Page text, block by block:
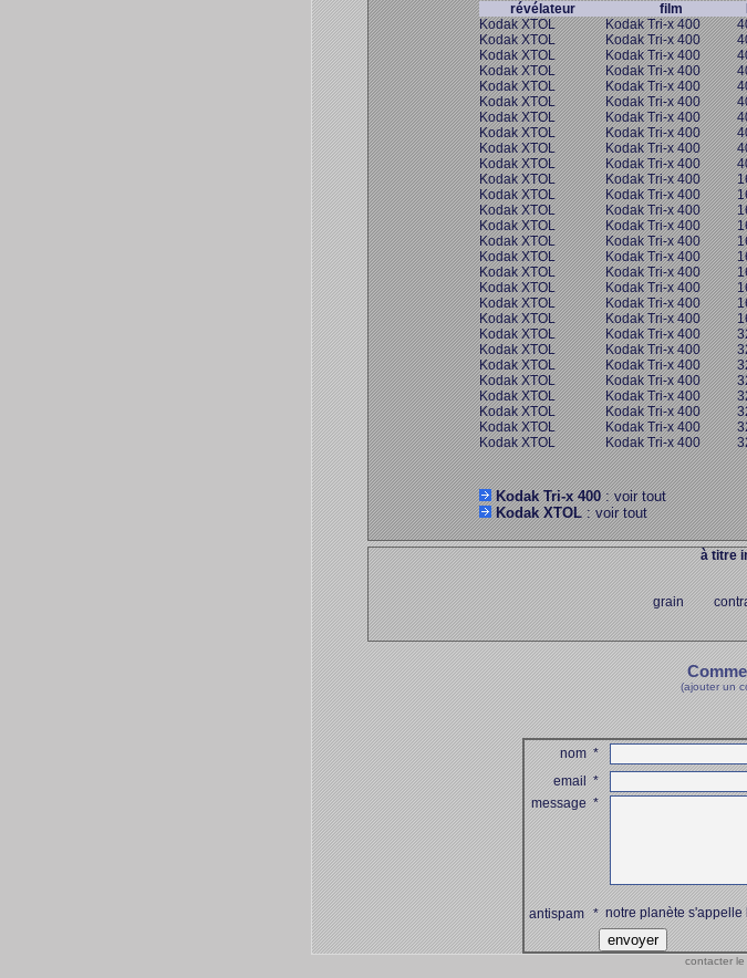
révélateur film
Kodak XTOL
Kodak Tri-x 400
Kodak XTOL
Kodak Tri-x 400
Kodak XTOL
Kodak Tri-x 400
Kodak XTOL
Kodak Tri-x 400
Kodak XTOL
Kodak Tri-x 400
Kodak XTOL
Kodak Tri-x 400
Kodak XTOL
Kodak Tri-x 400
Kodak XTOL
Kodak Tri-x 400
Kodak XTOL
Kodak Tri-x 400
Kodak XTOL
Kodak Tri-x 400
Kodak XTOL
Kodak Tri-x 400
Kodak XTOL
Kodak Tri-x 400
Kodak XTOL
Kodak Tri-x 400
Kodak XTOL
Kodak Tri-x 400
Kodak XTOL
Kodak Tri-x 400
Kodak XTOL
Kodak Tri-x 400
Kodak XTOL
Kodak Tri-x 400
Kodak XTOL
Kodak Tri-x 400
Kodak XTOL
Kodak Tri-x 400
Kodak XTOL
Kodak Tri-x 400
Kodak XTOL
Kodak Tri-x 400
Kodak XTOL
Kodak Tri-x 400
Kodak XTOL
Kodak Tri-x 400
Kodak XTOL
Kodak Tri-x 400
Kodak XTOL
Kodak Tri-x 400
Kodak XTOL
Kodak Tri-x 400
Kodak XTOL
Kodak Tri-x 400
Kodak XTOL
Kodak Tri-x 400
Kodak Tri-x 400: voir tout
Kodak XTOL: voir tout
à titre
grain
(ajouter un
nom*
email*
message*
antispam *notre planète
contacter le